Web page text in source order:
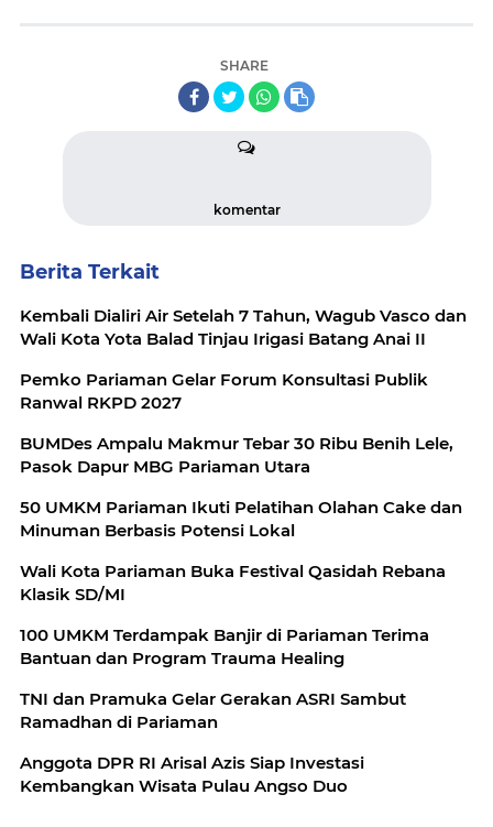
SHARE
komentar
Berita Terkait
Kembali Dialiri Air Setelah 7 Tahun, Wagub Vasco dan
Wali Kota Yota Balad Tinjau Irigasi Batang Anai II
Pemko Pariaman Gelar Forum Konsultasi Publik
Ranwal RKPD 2027
BUMDes Ampalu Makmur Tebar 30 Ribu Benih Lele,
Pasok Dapur MBG Pariaman Utara
50 UMKM Pariaman Ikuti Pelatihan Olahan Cake dan
Minuman Berbasis Potensi Lokal
Wali Kota Pariaman Buka Festival Qasidah Rebana
Klasik SD/MI
100 UMKM Terdampak Banjir di Pariaman Terima
Bantuan dan Program Trauma Healing
TNI dan Pramuka Gelar Gerakan ASRI Sambut
Ramadhan di Pariaman
Anggota DPR RI Arisal Azis Siap Investasi
Kembangkan Wisata Pulau Angso Duo